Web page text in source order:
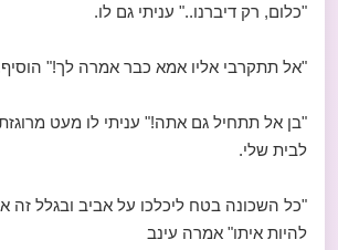
"כלום, רק דיברנו.." עניתי גם לו.
"אל תתקרבי אליו אמא כבר אמרה לך!"
"בן אל תתחיל גם אתה!" עניתי לו מעט מרוגזת
לבית שלי.
"כל השכונה בטח ליכלכו על אביב ובגלל
להיות איתו" אמרה עינב